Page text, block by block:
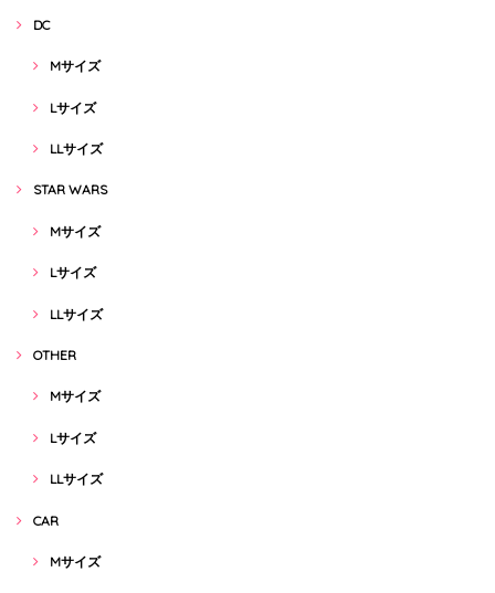
DC
Mサイズ
Lサイズ
LLサイズ
STAR WARS
Mサイズ
Lサイズ
LLサイズ
OTHER
Mサイズ
Lサイズ
LLサイズ
CAR
Mサイズ